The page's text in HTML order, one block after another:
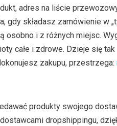
adres na liście
gdy składasz zamówienie w
osobno i z różnych miejsc.
całe i zdrowe. Dzieje się tak
zakupu, przestrzega:
produkty swojego
dropshippingu,